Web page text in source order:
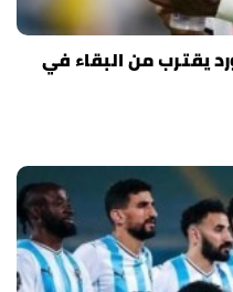
يقترب من البقاء في